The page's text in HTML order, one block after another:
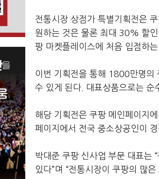
전통시장 상점가 특별기획전은
원하는 것은 물론 최대 30% 할
팡 마켓플레이스에 처음 입점하
이번 기획전을 통해 1800만명의
수 있게 된다. 대표상품으로는 순
해당 기획전은 쿠팡 메인페이지
페이지에서 전국 중소상공인이
박대준 쿠팡 신사업 부문 대표는
있다”며 “전통시장이 쿠팡의 많